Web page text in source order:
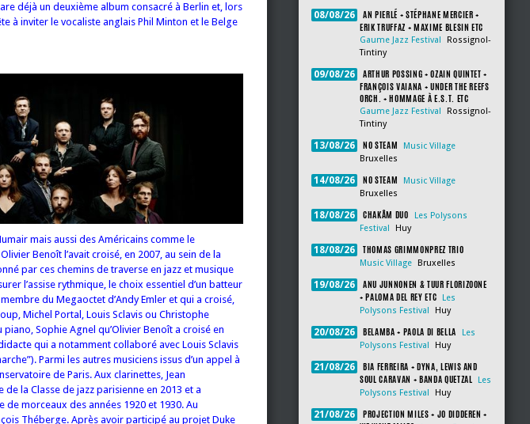
déjà un deuxième album consacré à Berlin et, lors
à inviter le vocaliste anglais Phil Minton et le Belge
mais aussi des Américains comme le
Benoît l’avait croisé, en 2007, au sein de la
par ces chemins de traverse en jazz et musique
l’assise rythmique, le choix essentiel d’un batteur
du Megaoctet d’Andy Emler et qui a croisé,
Michel Portal, Louis Sclavis ou Christophe
Sophie Agnel qu’Olivier Benoît a croisé en
qui a notamment collaboré avec Louis Sclavis
Parmi les autres musiciens issus d’un appel à
de Paris. Aux clarinettes, Jean
la Classe de jazz parisienne en 2013 et a
morceaux des années 1920 et 1930. Au
Théberge. Après avoir participé au projet Duke
08/08/26
AN PIERLÉ + STÉPHANE MERCIER +
ERIK TRUFFAZ + MAXIME BLESIN ETC
Gaume Jazz Festival
Rossignol-
Tintiny
09/08/26
ARTHUR POSSING + OZAIN QUINTET +
FRANÇOIS VAIANA + UNDER THE REEFS
ORCH. + HOMMAGE À E.S.T. ETC
Gaume Jazz Festival
Rossignol-
Tintiny
13/08/26 NO STEAM
Music Village
Bruxelles
14/08/26 NO STEAM
Music Village
Bruxelles
18/08/26 CHAKÂM DUO
Les Polysons
Festival
Huy
18/08/26 THOMAS GRIMMONPREZ TRIO
Music Village Bruxelles
19/08/26
ANU JUNNONEN & TUUR FLORIZOONE
+ PALOMA DEL REY ETC
Les
Polysons Festival
Huy
20/08/26 BELAMBA + PAOLA DI BELLA
Les
Polysons Festival
Huy
21/08/26
BIA FERREIRA + DYNA, LEWIS AND
SOUL CARAVAN + BANDA QUETZAL
Les
Polysons Festival
Huy
21/08/26
PROJECTION MILES + JO DIDDEREN +